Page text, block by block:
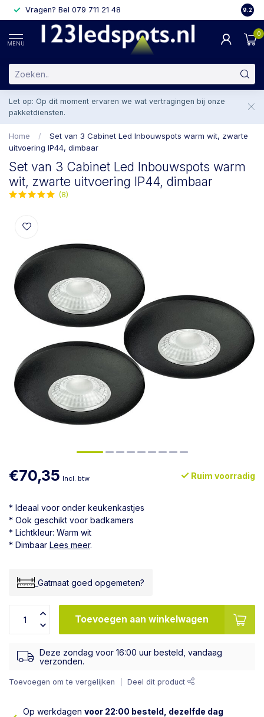
Vragen? Bel 079 711 21 48 29.2
MENU
0
Let op: Op dit moment ervaren we wat vertragingen bij onze
pakketdiensten.
Home /
Set van 3 Cabinet Led Inbouwspots warm wit, zwarte
uitvoering IP44, dimbaar
Set van 3 Cabinet Led Inbouwspots warm
wit, zwarte uitvoering IP44, dimbaar
(8)
€70,35 Incl. btw Ruim voorradig
* Ideaal voor onder keukenkastjes
* Ook geschikt voor badkamers
* Lichtkleur: Warm wit
* Dimbaar Lees meer.
_Gatmaat goed opgemeten?
Toevoegen aan winkelwagen
Deze zondag voor 16:00 uur besteld, vandaag
verzonden.
Toevoegen om te vergelijken Deel dit product
Op werkdagen voor 22:00 besteld, dezelfde dag